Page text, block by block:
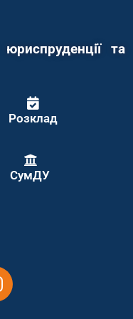
та
Розклад
СумДУ